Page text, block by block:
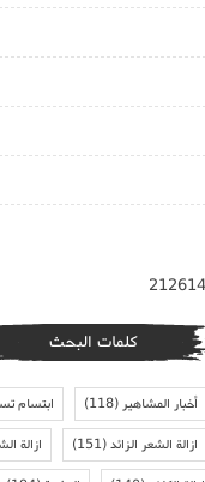
كلمات البحث
أخبار المشاهير(118) ابتسام
ازالة الشعر الزائد(151) ازالة